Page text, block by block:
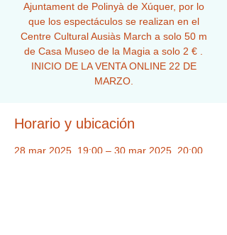
Ajuntament de Polinyà de Xúquer, por lo
que los espectáculos se realizan en el
Centre Cultural Ausiàs March a solo 50 m
de Casa Museo de la Magia a solo 2 € .
INICIO DE LA VENTA ONLINE 22 DE
MARZO.
Horario y ubicación
28 mar 2025, 19:00 – 30 mar 2025, 20:00